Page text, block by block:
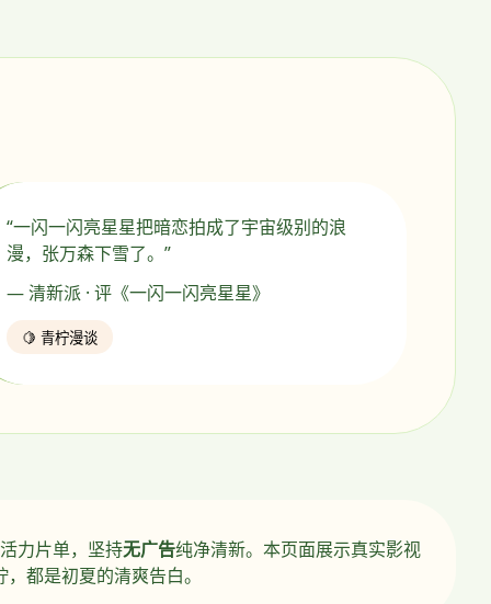
“一闪一闪亮星星把暗恋拍成了宇宙级别的浪
漫，张万森下雪了。”
— 清新派 · 评《一闪一闪亮星星》
🍋 青柠漫谈
活力片单，坚持无广告纯净清新。本页面展示真实影视
都是初夏的清爽告白。